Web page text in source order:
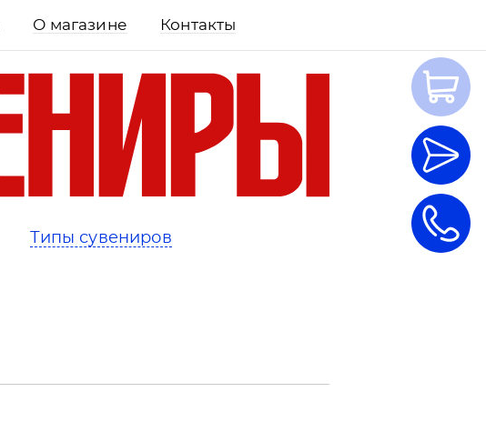
О магазине Контакты
Типы сувениров